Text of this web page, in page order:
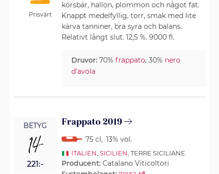
Prisvärt
körsbär, hallon, plommon och något fat.
Knappt medelfyllig, torr, smak med lite
kärva tanniner, bra syra och balans.
Relativt långt slut. 12,5 %. 9000 fl.
Druvor: 70%frappato, 30% nero
d'avola
BETYG
14
221:-
Frappato 2019
75 cl, 13% vol.
ITALIEN SICILIEN , TERRE SICILIANE
Producent:Catalano Viticoltori